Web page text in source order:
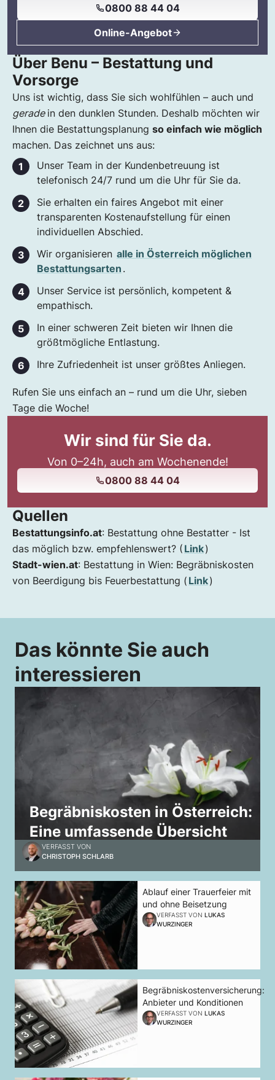
0800 88 44 04
Online-Angebot
Über Benu – Bestattung und
Vorsorge
Uns ist wichtig, dass Sie sich wohlfühlen – auch und
gerade in den dunklen Stunden. Deshalb möchten wir
Ihnen die Bestattungsplanung so einfach wie möglich
machen. Das zeichnet uns aus:
Unser Team in der Kundenbetreuung ist
telefonisch 24/7 rund um die Uhr für Sie da.
Sie erhalten ein faires Angebot mit einer
transparenten Kostenaufstellung für einen
individuellen Abschied.
Wir organisieren alle in Österreich möglichen
Bestattungsarten .
Unser Service ist persönlich, kompetent &
empathisch.
In einer schweren Zeit bieten wir Ihnen die
größtmögliche Entlastung.
Ihre Zufriedenheit ist unser größtes Anliegen.
Rufen Sie uns einfach an – rund um die Uhr, sieben
Tage die Woche!
Wir sind für Sie da.
Von 0–24h, auch am Wochenende!
0800 88 44 04
Quellen
Bestattungsinfo.at: Bestattung ohne Bestatter - Ist
das möglich bzw. empfehlenswert? ( Link)
Stadt-wien.at: Bestattung in Wien: Begräbniskosten
von Beerdigung bis Feuerbestattung ( Link)
Das könnte Sie auch
interessieren
Begräbniskosten in Österreich:
Eine umfassende Übersicht
VERFASST VON
CHRISTOPH SCHLARB
Ablauf einer Trauerfeier mit
und ohne Beisetzung
VERFASST VON LUKAS
WURZINGER
Begräbniskostenversicherung:
Anbieter und Konditionen
VERFASST VON LUKAS
WURZINGER